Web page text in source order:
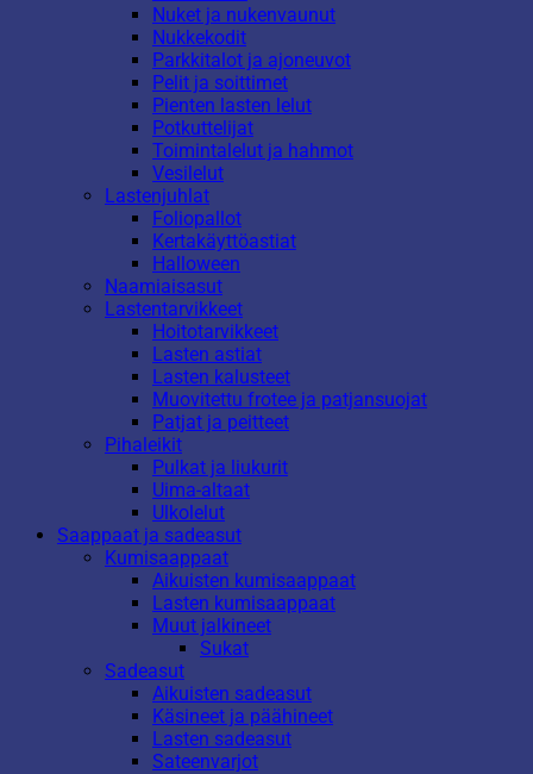
Nuket ja nukenvaunut
Nukkekodit
Parkkitalot ja ajoneuvot
Pelit ja soittimet
Pienten lasten lelut
Potkuttelijat
Toimintalelut ja hahmot
Vesilelut
Lastenjuhlat
Foliopallot
Kertakäyttöastiat
Halloween
Naamiaisasut
Lastentarvikkeet
Hoitotarvikkeet
Lasten astiat
Lasten kalusteet
Muovitettu frotee ja patjansuojat
Patjat ja peitteet
Pihaleikit
Pulkat ja liukurit
Uima-altaat
Ulkolelut
Saappaat ja sadeasut
Kumisaappaat
Aikuisten kumisaappaat
Lasten kumisaappaat
Muut jalkineet
Sukat
Sadeasut
Aikuisten sadeasut
Käsineet ja päähineet
Lasten sadeasut
Sateenvarjot